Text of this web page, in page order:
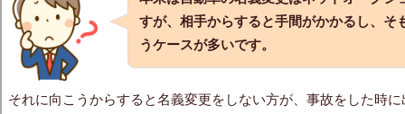
すが、相手からすると手間がかかるし、そ
うケースが多いです。
それに向こうからすると名義変更をしない方が、事故をした時